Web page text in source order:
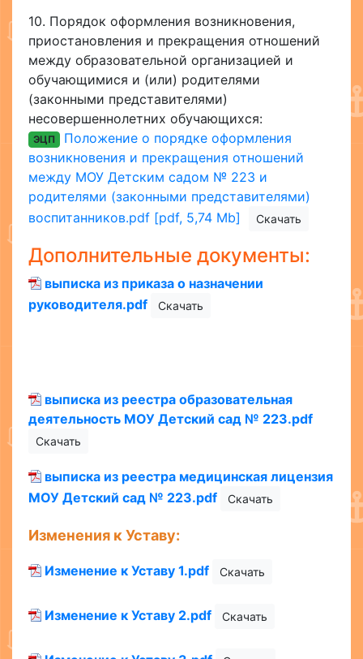
10. Порядок оформления возникновения,
приостановления и прекращения отношений
между образовательной организацией и
обучающимися и (или) родителями
(законными представителями)
несовершеннолетних обучающихся:
ЭЦП
Положение о порядке оформления
возникновения и прекращения отношений
между МОУ Детским садом № 223 и
родителями (законными представителями)
воспитанников.pdf [pdf, 5,74 Mb]
Скачать
Дополнительные документы:
выписка из приказа о назначении
руководителя.pdf
Скачать
выписка из реестра образовательная
деятельность МОУ Детский сад № 223.pdf
Скачать
выписка из реестра медицинская лицензия
МОУ Детский сад № 223.pdf
Скачать
Изменения к Уставу:
Изменение к Уставу 1.pdf Скачать
Изменение к Уставу 2.pdf Скачать